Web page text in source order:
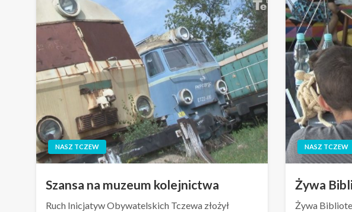
NASZ TCZEW
Szansa na muzeum kolejnictwa
Ruch Inicjatyw Obywatelskich Tczewa złożył
NASZ TCZEW
Żywa
Żywa